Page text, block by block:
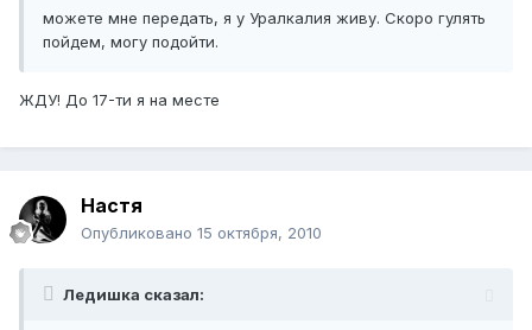
можете мне передать, я у Уралкалия живу. Скоро гулять
пойдем, могу подойти.
ЖДУ! До 17-ти я на месте
Hacтя
Опубликовано 15 октября, 2010
Ледишка сказал: